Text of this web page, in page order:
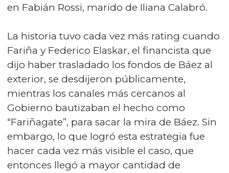
en Fabián Rossi, marido de Iliana Calabró.
La historia tuvo cada vez más rating cuando
Fariña y Federico Elaskar, el financista que
dijo haber trasladado los fondos de Báez al
exterior, se desdijeron públicamente,
mientras los canales más cercanos al
Gobierno bautizaban el hecho como
“Fariñagate”, para sacar la mira de Báez. Sin
embargo, lo que logró esta estrategia fue
hacer cada vez más visible el caso, que
entonces llegó a mayor cantidad de